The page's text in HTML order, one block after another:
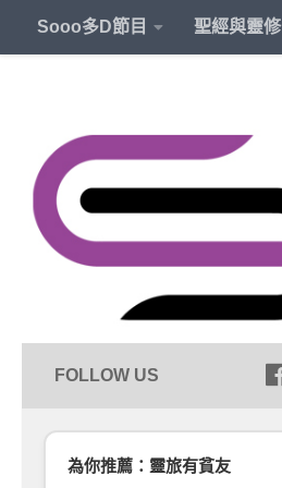
Sooo多D節目 聖經與靈修
為你推薦：靈旅有貧友